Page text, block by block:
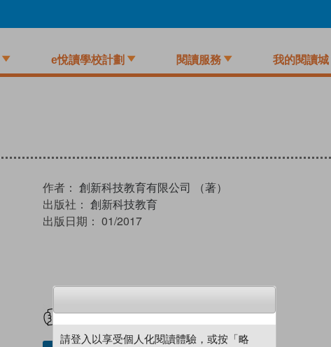
e悅讀學校計劃 閱讀服務 我的閱讀城
作者： 創新科技教育有限公司 （著）
出版社： 創新科技教育
出版日期： 01/2017
請登入以享受個人化閱讀體驗，或按「略